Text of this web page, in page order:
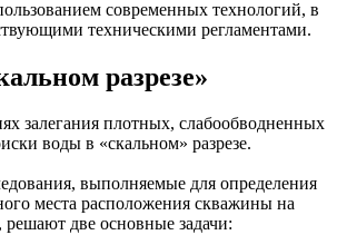
современных технологий, в
техническими регламентами.
разрезе»
залегания плотных, слабообводненных
воды в «скальном» разрезе.
выполняемые для определения
места расположения скважины на
две основные задачи: